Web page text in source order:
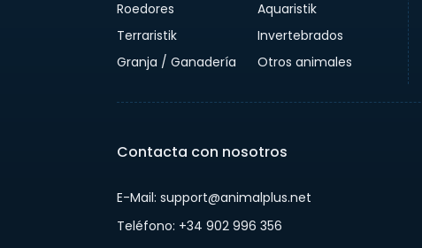
Roedores
Aquaristik
Terraristik
Invertebrados
Granja / Ganadería
Otros animales
Contacta con nosotros
E-Mail: support@animalplus.net
Teléfono: +34 902 996 356